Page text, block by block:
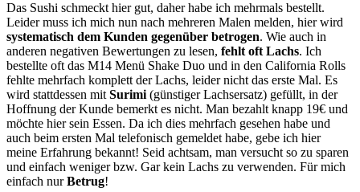
Das Sushi schmeckt hier gut, daher habe ich mehrmals bestellt.
Leider muss ich mich nun nach mehreren Malen melden, hier wird
systematisch dem Kunden gegenüber betrogen. Wie auch in
anderen negativen Bewertungen zu lesen, fehlt oft Lachs. Ich
bestellte oft das M14 Menü Shake Duo und in den California Rolls
fehlte mehrfach komplett der Lachs, leider nicht das erste Mal. Es
wird stattdessen mit Surimi (günstiger Lachsersatz) gefüllt, in der
Hoffnung der Kunde bemerkt es nicht. Man bezahlt knapp 19€ und
möchte hier sein Essen. Da ich dies mehrfach gesehen habe und
auch beim ersten Mal telefonisch gemeldet habe, gebe ich hier
meine Erfahrung bekannt! Seid achtsam, man versucht so zu sparen
und einfach weniger bzw. Gar kein Lachs zu verwenden. Für mich
einfach nurBetrug!